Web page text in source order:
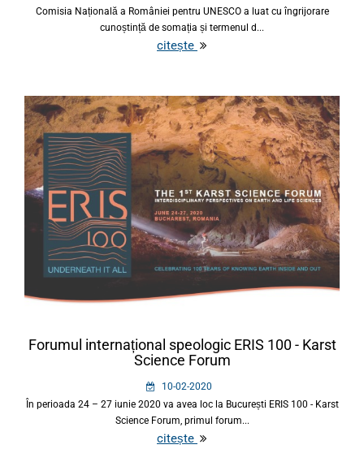
Comisia Națională a României pentru UNESCO a luat cu îngrijorare
cunoștință de somația și termenul d...
citește
Forumul internațional speologic ERIS 100 - Karst
Science Forum
10-02-2020
În perioada 24 – 27 iunie 2020 va avea loc la București ERIS 100 - Karst
Science Forum, primul forum...
citește